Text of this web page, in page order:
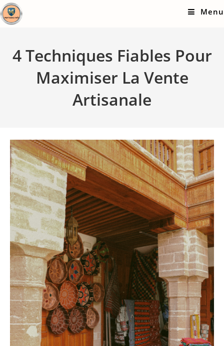
Skip
to
Menu
4 Techniques Fiables Pour
Maximiser La Vente
Artisanale